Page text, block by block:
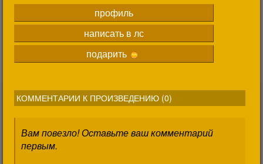
профиль
написать в лс
подарить
КОММЕНТАРИИ К ПРОИЗВЕДЕНИЮ (0)
Вам повезло! Оставьте ваш комментарий
первым.